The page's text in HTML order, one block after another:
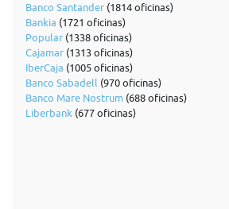
Banco Santander (1814 oficinas)
Bankia (1721 oficinas)
Popular (1338 oficinas)
Cajamar (1313 oficinas)
IberCaja (1005 oficinas)
Banco Sabadell (970 oficinas)
Banco Mare Nostrum (688 oficinas)
Liberbank (677 oficinas)